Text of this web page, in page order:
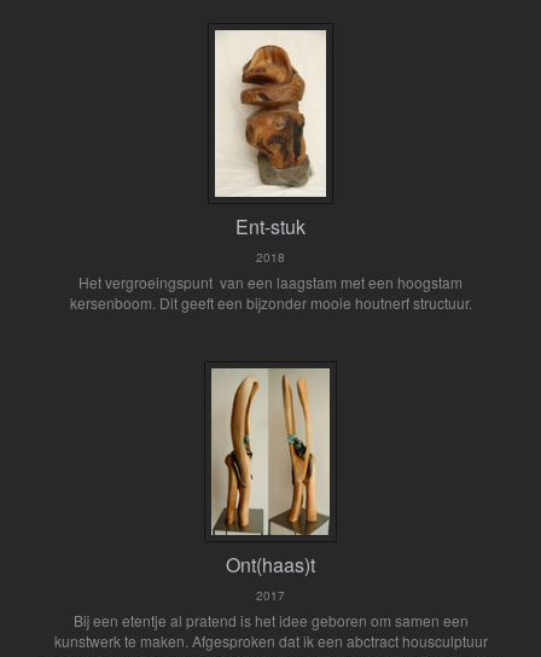
Ent-stuk
2018
Het vergroeingspunt van een laagstam met een hoogstam
kersenboom. Dit geeft een bijzonder mooie houtnerf structuur.
Ont(haas)t
2017
Bij een etentje al pratend is het idee geboren om samen een
kunstwerk te maken. Afgesproken dat ik een abctract housculptuur